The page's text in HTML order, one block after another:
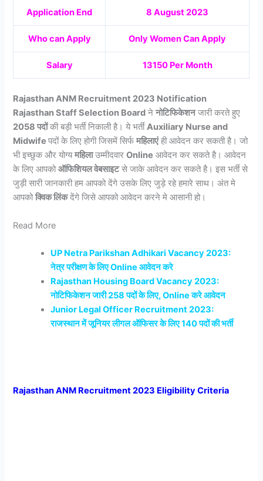
Application End 8 August 2023
Who can Apply Only Women Can Apply
Salary 13150 Per Month
Rajasthan ANM Recruitment 2023 Notification
Rajasthan Staff Selection Board नेनोटिफिकेशनजारी करते हुए
2058 पदोंकी बड़ी भर्ती निकाली है। ये भर्तीAuxiliary Nurse and
Midwifeपदों के लिए होगी जिसमें सिर्फमहिलाएंही आवेदन कर सकती है। जो
भी इच्छुक और योग्यमहिलाउम्मीदवारOnline आवेदन कर सकते है। आवेदन
के लिए आपकोऑफिशियल वेबसाइटसे जाके आवेदन कर सकते है। इस भर्ती से
जुड़ी सारी जानकारी हम आपको देंगे उसके लिए जुड़े रहे हमारे साथ। अंत मे
आपकोक्विक लिंकदेंगे जिसे आपको आवेदन करने मे आसानी हो।
Read More
UP Netra Parikshan Adhikari Vacancy 2023:
नेत्र परीक्षण के लिए Online आवेदन करे
Rajasthan Housing Board Vacancy 2023:
नोटिफिकेशन जारी 258 पदों के लिए, Online करे आवेदन
Junior Legal Officer Recruitment 2023:
राजस्थान में जूनियर लीगल ऑफिसर के लिए 140 पदों की भर्ती
Rajasthan ANM Recruitment 2023 Eligibility Criteria